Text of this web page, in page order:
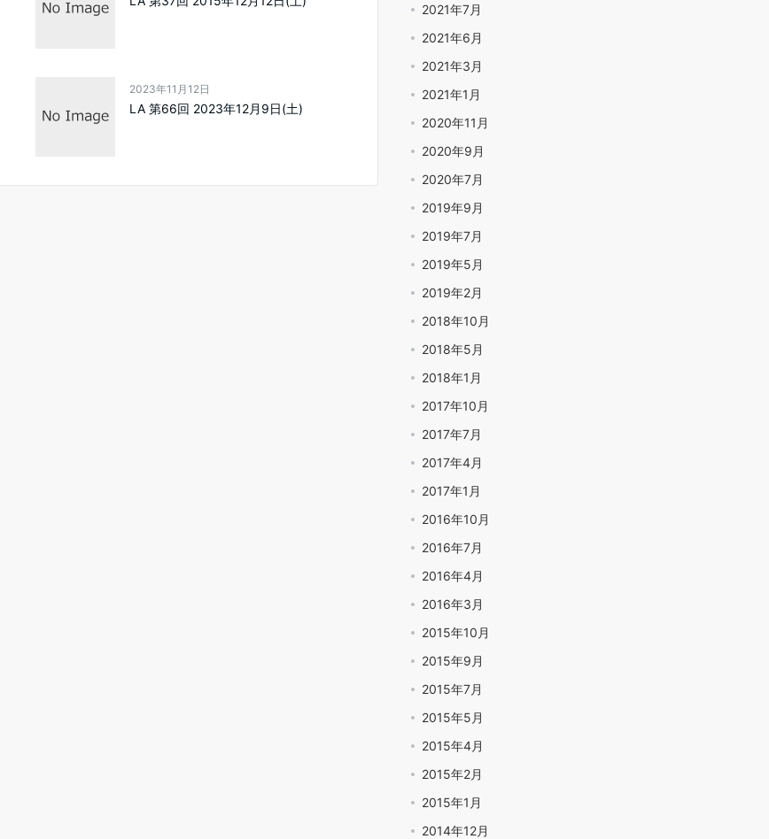
2023年11月12日
LA 第66回 2023年12月9日(土)
2021年7月
2021年6月
2021年3月
2021年1月
2020年11月
2020年9月
2020年7月
2019年9月
2019年7月
2019年5月
2019年2月
2018年10月
2018年5月
2018年1月
2017年10月
2017年7月
2017年4月
2017年1月
2016年10月
2016年7月
2016年4月
2016年3月
2015年10月
2015年9月
2015年7月
2015年5月
2015年4月
2015年2月
2015年1月
2014年12月